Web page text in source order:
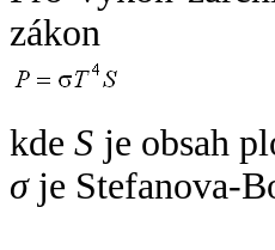
zákon
kdeS je obsah
σje Stefanova-